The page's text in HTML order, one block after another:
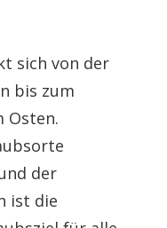
sich von der
bis zum
Osten.
der
ist die